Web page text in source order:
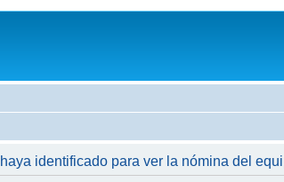
identificado para ver la nómina del